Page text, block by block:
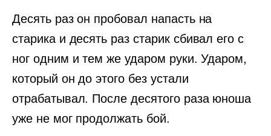
Десять раз он пробовал напасть на
старика и десять раз старик сбивал его с
ног одним и тем же ударом руки. Ударом,
который он до этого без устали
отрабатывал. После десятого раза юноша
уже не мог продолжать бой.